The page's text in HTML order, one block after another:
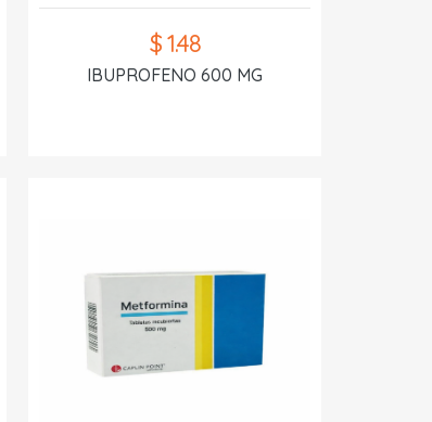
$ 1.48
IBUPROFENO 600 MG